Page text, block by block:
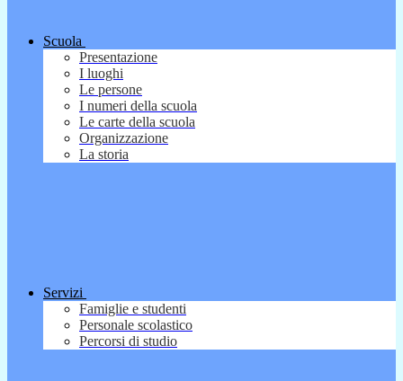
Scuola
Presentazione
I luoghi
Le persone
I numeri della scuola
Le carte della scuola
Organizzazione
La storia
Servizi
Famiglie e studenti
Personale scolastico
Percorsi di studio